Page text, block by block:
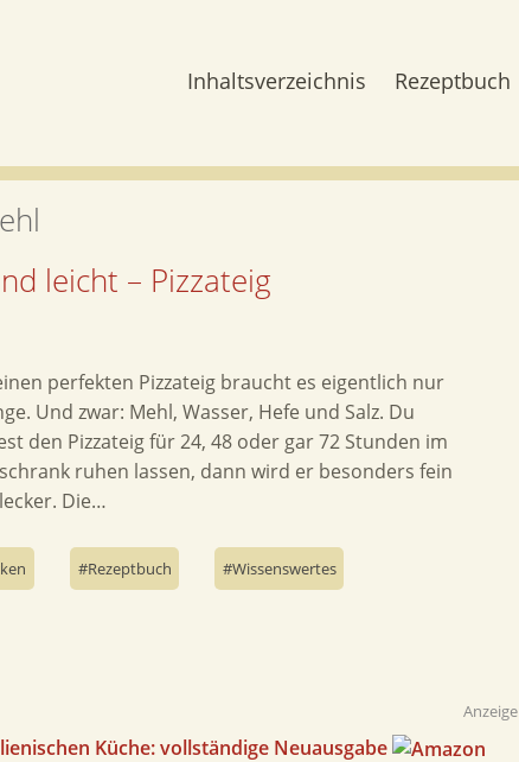
Inhaltsverzeichnis Rezeptbuch
leicht – Pizzateig
perfekten Pizzateig braucht es eigentlich nur
Und zwar: Mehl, Wasser, Hefe und Salz. Du
den Pizzateig für 24, 48 oder gar 72 Stunden im
ruhen lassen, dann wird er besonders fein
Die…
Rezeptbuch Wissenswertes
Anzeige
Küche: vollständige Neuausgabe